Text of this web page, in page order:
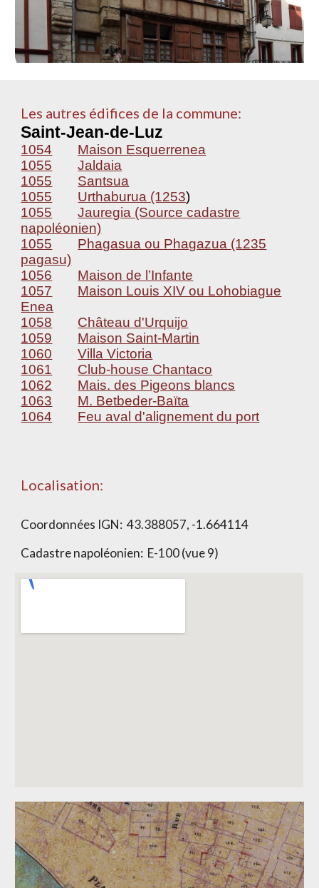
Les autres édifices de la commune:
Saint-Jean-de-Luz
1054
Maison Esquerrenea
1055
Jaldaia
1055
Santsua
1055
Urthaburua (1253)
1055
Jauregia (Source cadastre
napoléonien)
1055
Phagasua ou Phagazua (1235
pagasu)
1056
Maison de l’Infante
1057
Maison Louis XIV ou Lohobiague
Enea
1058
Château d'Urquijo
1059
Maison Saint-Martin
1060
Villa Victoria
1061
Club-house Chantaco
1062
Mais. des Pigeons blancs
1063
M. Betbeder-Baïta
1064
Feu aval d'alignement du port
Localisation:
Coordonnées IGN:43.388057, -1.664114
Cadastre napoléonien: E-100 (vue 9)